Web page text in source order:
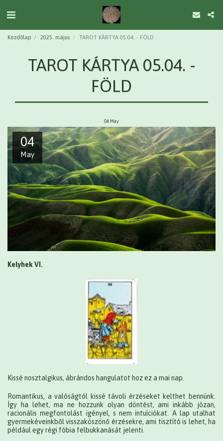
Kezdőlap 2025. május TAROT KÁRTYA 05.04. - FÖLD
TAROT KÁRTYA 05.04. -
FÖLD
04 May
04
May
Kelyhek VI.
Kissé nosztalgikus, ábrándos hangulatot hoz ez a mai nap.
Romantikus, a valóságtól kissé távoli érzéseket kelthet bennünk.
Így ha lehet, ma ne hozzunk olyan döntést, ami inkább józan,
racionális megfontolást igényel, s nem intuíciókat. A lap utalhat
gyermekéveinkből visszaköszönő érzésekre, ami tisztító is lehet, ha
például egy régi fóbia felbukkanását jelenti.